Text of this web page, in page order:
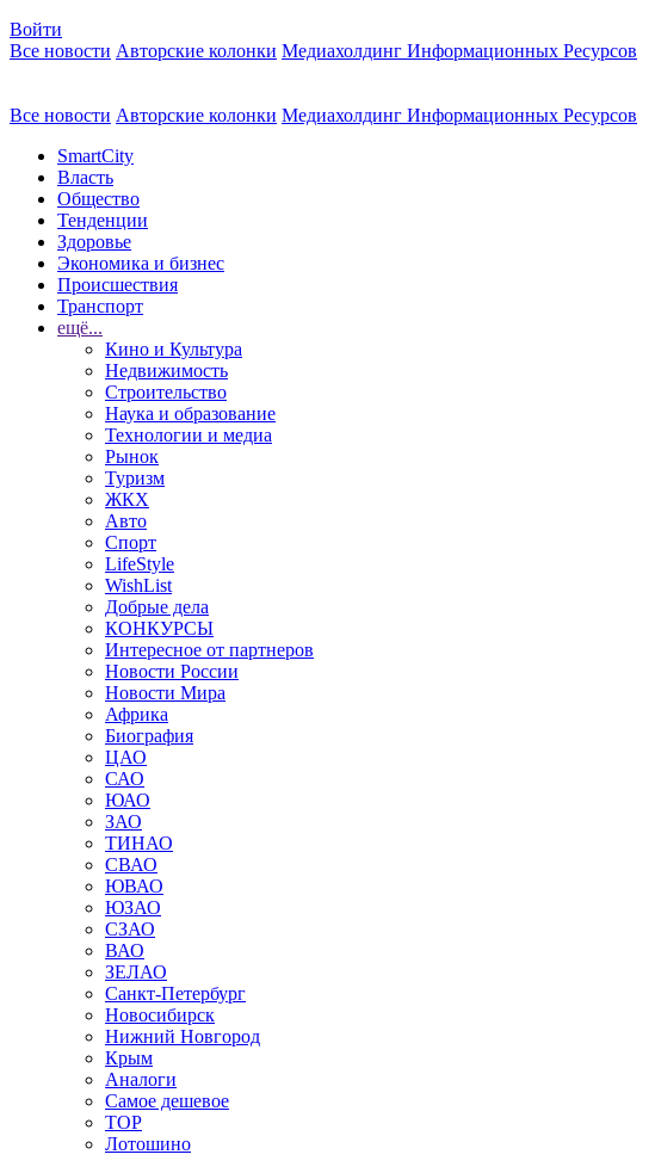
Войти
Все новости Авторские колонки Медиахолдинг Информационных Ресурсов
Все новости Авторские колонки Медиахолдинг Информационных Ресурсов
SmartCity
Власть
Общество
Тенденции
Здоровье
Экономика и бизнес
Происшествия
Транспорт
ещё...
Кино и Культура
Недвижимость
Строительство
Наука и образование
Технологии и медиа
Рынок
Туризм
ЖКХ
Авто
Спорт
LifeStyle
WishList
Добрые дела
КОНКУРСЫ
Интересное от партнеров
Новости России
Новости Мира
Африка
Биография
ЦАО
САО
ЮАО
ЗАО
ТИНАО
СВАО
ЮВАО
ЮЗАО
СЗАО
ВАО
ЗЕЛАО
Санкт-Петербург
Новосибирск
Нижний Новгород
Крым
Аналоги
Самое дешевое
TOP
Лотошино